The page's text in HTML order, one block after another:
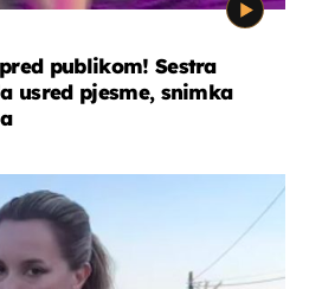
publikom! Sestra
usred pjesme, snimka